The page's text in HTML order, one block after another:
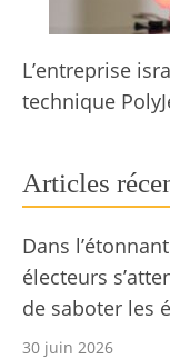
L’entreprise
technique
Articles
Dans
électeurs
de saboter les
30 juin 2026